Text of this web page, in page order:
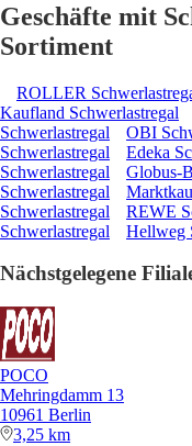
Geschäfte mit
Sortiment
ROLLER
Kaufland Schwerlastregal
Schwerlastregal
OBI
Schwerlastregal
Edeka
Schwerlastregal
Globus-
Schwerlastregal
Schwerlastregal
REWE
Schwerlastregal
Hellweg
Nächstgelegene
POCO
Mehringdamm 13
10961 Berlin
3,25 km